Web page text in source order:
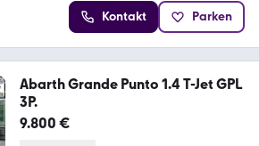
Kontakt Parken
Abarth Grande Punto 1.4 T-Jet GPL
3P.
9.800 €